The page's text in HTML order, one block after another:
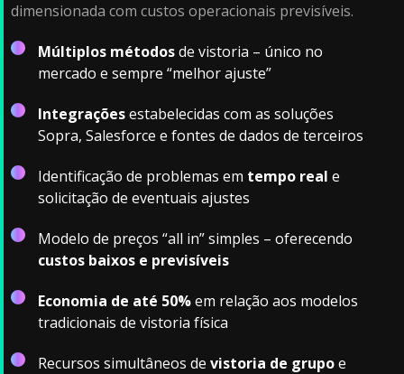
dimensionada com custos operacionais previsíveis.
Múltiplos métodosde vistoria – único no
mercado e sempre “melhor ajuste”
Integraçõesestabelecidas com as soluções
Sopra, Salesforce e fontes de dados de terceiros
Identificação de problemas em tempo real e
solicitação de eventuais ajustes
Modelo de preços “all in” simples – oferecendo
custos baixos e previsíveis
Economia de até 50%em relação aos modelos
tradicionais de vistoria física
Recursos simultâneos de vistoria de grupoe